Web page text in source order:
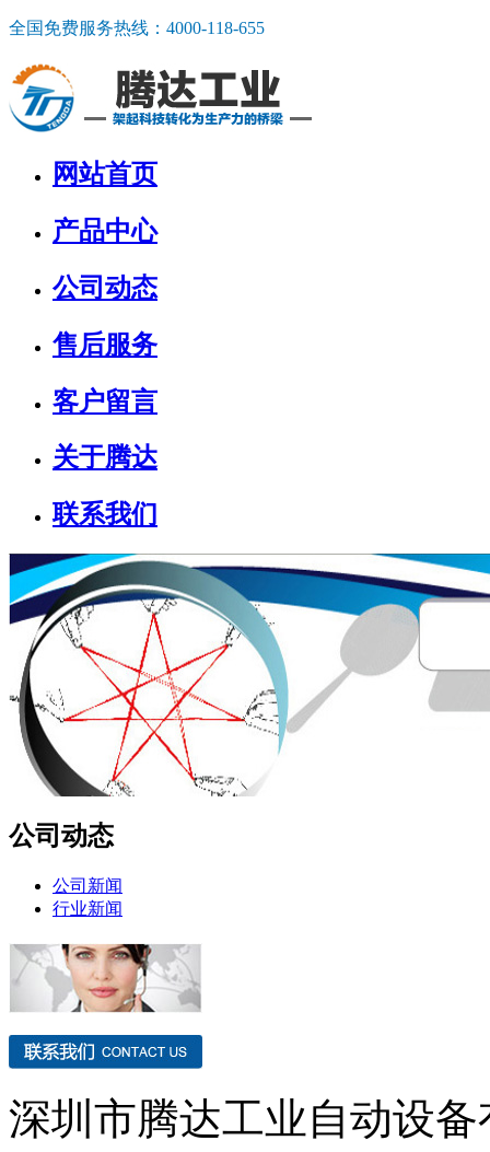
全国免费服务热线： 4000-118-655
网站首页
产品中心
公司动态
售后服务
客户留言
关于腾达
联系我们
公司动态
公司新闻
行业新闻
深圳市腾达工业自动设